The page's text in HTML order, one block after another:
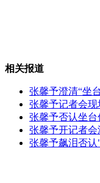
彝良:震后又发
相关报道
张馨予澄清“坐
张馨予记者会
张馨予否认坐
张馨予开记者会
张馨予飙泪否